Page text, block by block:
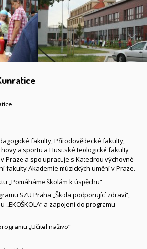
fakulty, Přírodovědecké fakulty,
a sportu a Husitské teologické fakulty
Praze a spolupracuje s Katedrou výchovné
fakulty Akademie múzických umění v Praze.
„Pomáháme školám k úspěchu“
SZU Praha „Škola podporující zdraví“,
„EKOŠKOLA“ a zapojeni do programu
„Učitel naživo“